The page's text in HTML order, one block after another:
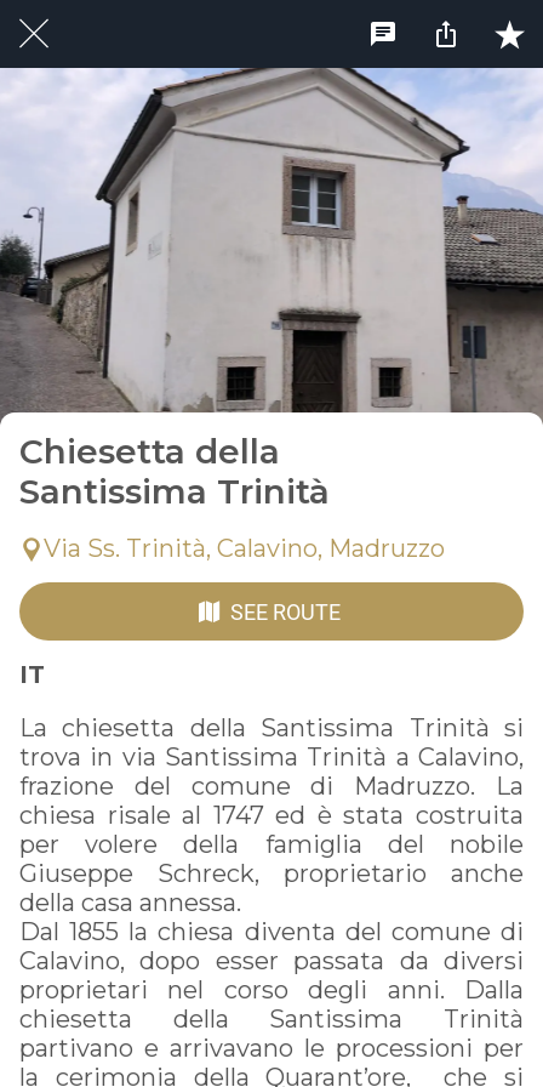
Chiesetta della
Santissima Trinità
Via Ss. Trinità, Calavino, Madruzzo
SEE ROUTE
IT
La chiesetta della Santissima Trinità si
trova in via Santissima Trinità a Calavino,
frazione del comune di Madruzzo. La
chiesa risale al 1747 ed è stata costruita
per volere della famiglia del nobile
Giuseppe Schreck, proprietario anche
della casa annessa.
Dal 1855 la chiesa diventa del comune di
Calavino, dopo esser passata da diversi
proprietari nel corso degli anni. Dalla
chiesetta della Santissima Trinità
partivano e arrivavano le processioni per
la cerimonia della Quarant’ore, che si